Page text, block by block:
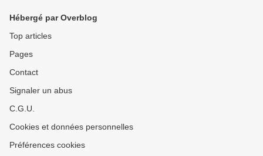
Hébergé par Overblog
Top articles
Pages
Contact
Signaler un abus
C.G.U.
Cookies et données personnelles
Préférences cookies